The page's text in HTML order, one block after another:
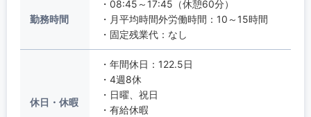
勤務時間
・08:45～17:45（休憩60分）
・月平均時間外労働時間：10～15時間
・固定残業代：なし
休日・休暇
・年間休日：122.5日
・4週8休
・日曜、祝日
・有給休暇